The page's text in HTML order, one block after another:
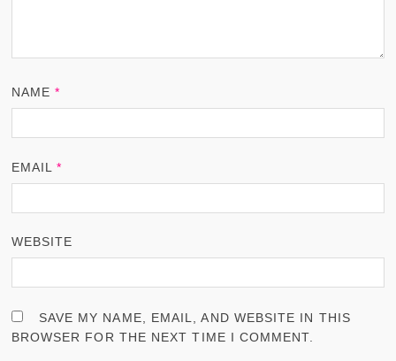
NAME*
EMAIL*
WEBSITE
SAVE MY NAME, EMAIL, AND WEBSITE IN THIS
BROWSER FOR THE NEXT TIME I COMMENT.